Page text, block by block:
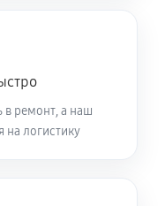
в ремонт, а наш
на логистику